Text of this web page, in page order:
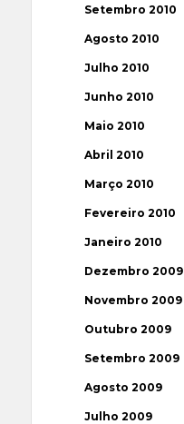
Setembro 2010
Agosto 2010
Julho 2010
Junho 2010
Maio 2010
Abril 2010
Março 2010
Fevereiro 2010
Janeiro 2010
Dezembro 2009
Novembro 2009
Outubro 2009
Setembro 2009
Agosto 2009
Julho 2009